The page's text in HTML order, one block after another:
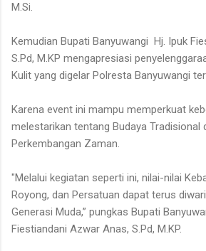
M.Si.
Kemudian Bupati Banyuwangi Hj. Ipuk
S.Pd, M.KP mengapresiasi
Kulit yang digelar Polresta Banyuwangi
Karena event ini mampu memperkuat
melestarikan tentang Budaya Tradisional
Perkembangan Zaman.
"Melalui kegiatan seperti ini, nilai-nilai
Royong, dan Persatuan dapat terus
Generasi Muda,” pungkas Bupati
Fiestiandani Azwar Anas, S.Pd, M.KP.